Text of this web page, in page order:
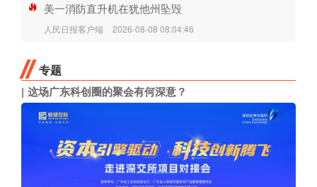
美一消防直升机在犹他州坠毁
人民日报客户端 2026-08-08 08:04:46
专题
这场广东科创圈的聚会有何深意？